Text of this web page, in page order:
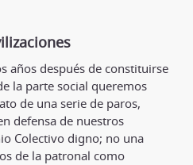
años después de constituirse
la parte social queremos
de una serie de paros,
defensa de nuestros
Colectivo digno; no una
de la patronal como